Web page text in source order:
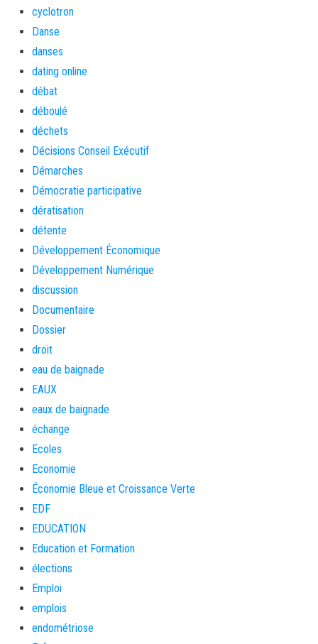
cyclotron
Danse
danses
dating online
débat
déboulé
déchets
Décisions Conseil Exécutif
Démarches
Démocratie participative
dératisation
détente
Développement Économique
Développement Numérique
discussion
Documentaire
Dossier
droit
eau de baignade
EAUX
eaux de baignade
échange
Ecoles
Economie
Économie Bleue et Croissance Verte
EDF
EDUCATION
Education et Formation
élections
Emploi
emplois
endométriose